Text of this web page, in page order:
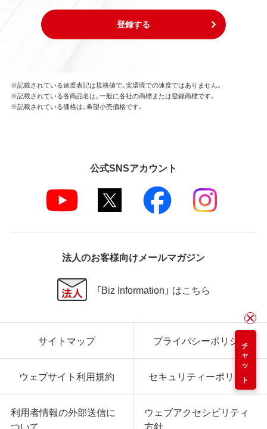
登録する
チャット
※記載されている速度表記は規格値で、実環境での速度ではありません。
※記載されている各商品名は、一般に各社の商標または登録商標です。
※記載されている価格は、希望小売価格です。
公式SNSアカウント
法人のお客様向けメールマガジン
「Biz Information」 はこちら
サイトマップ プライバシーポリシー
ウェブサイト利用規約 セキュリティーポリシー
利用者情報の外部送信に
ついて
ウェブアクセシビリティ
方針